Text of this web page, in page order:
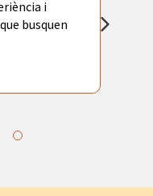
i
busquen